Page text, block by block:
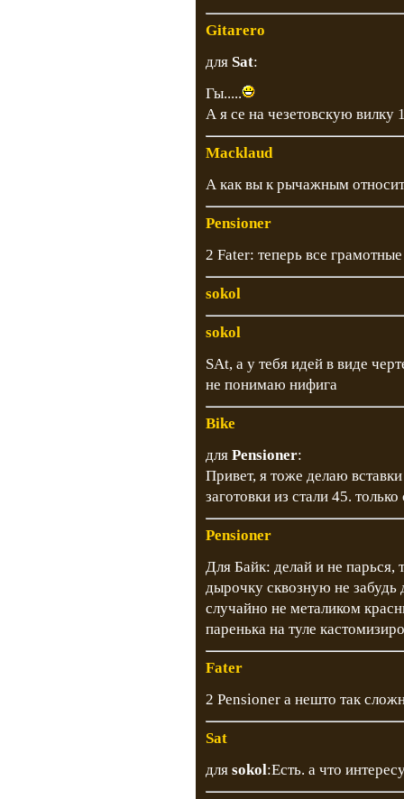
Gitarero
для Sat:
Гы.....
А я се на чезетовскую вилку
Macklaud
А как вы к рычажным
Pensioner
2 Fater: теперь все
sokol
sokol
SAt, а у тебя идей в виде
не понимаю нифига
Bike
для Pensioner:
Привет, я тоже делаю
заготовки из стали 45.
Pensioner
Для Байк: делай и не парься,
дырочку сквозную не забудь
случайно не металиком
паренька на туле
Fater
2 Pensioner а нешто так
Sat
для sokol:Есть. а что